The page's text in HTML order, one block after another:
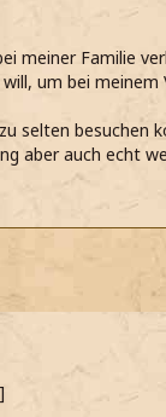
meiner Familie
um bei meinem
selten besuchen
aber auch echt